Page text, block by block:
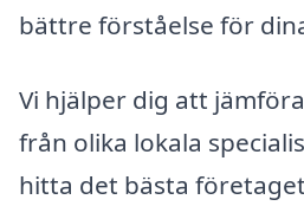
bättre förståelse för
Vi hjälper dig att
från olika lokala
hitta det bästa